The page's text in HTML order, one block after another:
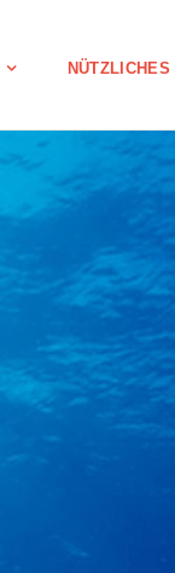
NÜTZLICHES